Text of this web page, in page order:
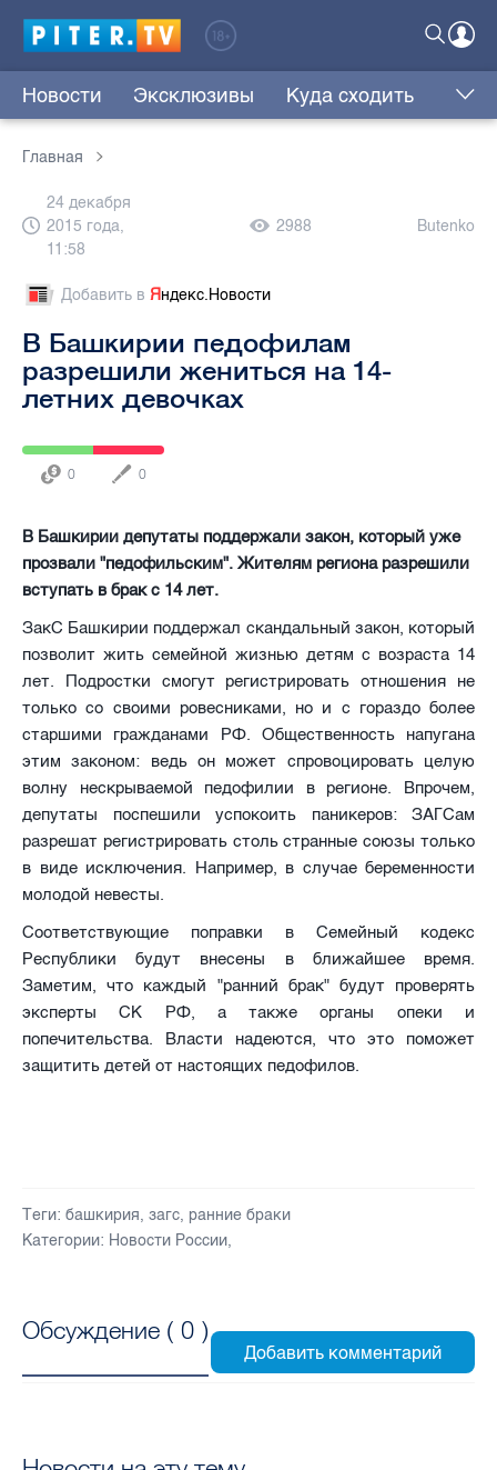
Новости Эксклюзивы Куда сходить
Главная
24 декабря
2015 года,
11:58
2988 Butenko
Добавить в Яндекс.Новости
В Башкирии педофилам
разрешили жениться на 14-
летних девочках
0 0
В Башкирии депутаты поддержали закон, который уже
прозвали "педофильским". Жителям региона разрешили
вступать в брак с 14 лет.
ЗакС Башкирии поддержал скандальный закон, который
позволит жить семейной жизнью детям с возраста 14
лет. Подростки смогут регистрировать отношения не
только со своими ровесниками, но и с гораздо более
старшими гражданами РФ. Общественность напугана
этим законом: ведь он может спровоцировать целую
волну нескрываемой педофилии в регионе. Впрочем,
депутаты поспешили успокоить паникеров: ЗАГСам
разрешат регистрировать столь странные союзы только
в виде исключения. Например, в случае беременности
молодой невесты.
Соответствующие поправки в Семейный кодекс
Республики будут внесены в ближайшее время.
Заметим, что каждый "ранний брак" будут проверять
эксперты СК РФ, а также органы опеки и
попечительства. Власти надеются, что это поможет
защитить детей от настоящих педофилов.
Теги: башкирия, загс, ранние браки
Категории: Новости России,
Обсуждение ( 0 )